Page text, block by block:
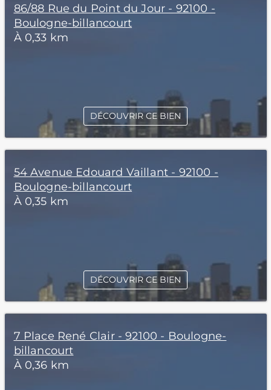
86/88 Rue du Point du Jour - 92100 -
Boulogne-billancourt
À 0,33 km
DÉCOUVRIR CE BIEN
54 Avenue Edouard Vaillant - 92100 -
Boulogne-billancourt
À 0,35 km
DÉCOUVRIR CE BIEN
7 Place René Clair - 92100 - Boulogne-
billancourt
À 0,36 km